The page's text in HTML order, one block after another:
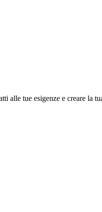
alle tue esigenze e creare la